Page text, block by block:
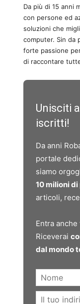
Da più di 15 anni
con persone ed
soluzioni che
computer. Sin da
forte passione
di raccontare
Unisciti
iscritti!
Da anni
portale
siamo
10 milioni di
articoli,
Entra
Riceverai
dal mondo